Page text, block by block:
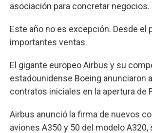
asociación para concretar negocios.
Este año no es excepción. Desde el
importantes ventas.
El gigante europeo Airbus y su
estadounidense Boeing anunciaron
contratos iniciales en la apertura de
Airbus anunció la firma de nuevos
aviones A350 y 50 del modelo A320,